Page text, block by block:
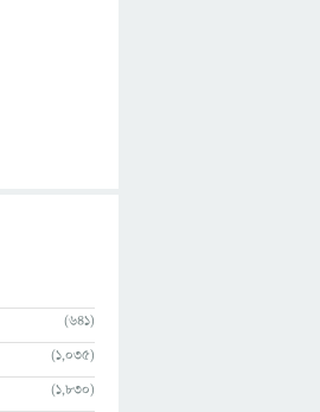
(641)
(1,035)
(1,830)